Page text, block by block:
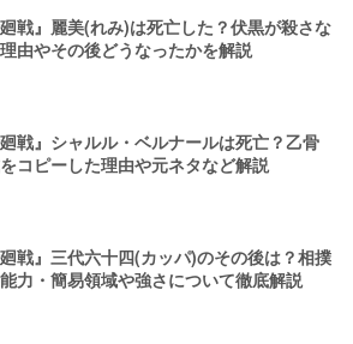
廻戦』麗美(れみ)は死亡した？伏黒が殺さな
由やその後どうなったかを解説
廻戦』シャルル・ベルナールは死亡？乙骨
コピーした理由や元ネタなど解説
廻戦』三代六十四(カッパ)のその後は？相撲
力・簡易領域や強さについて徹底解説